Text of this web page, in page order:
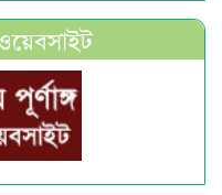
ওয়েবসাইট